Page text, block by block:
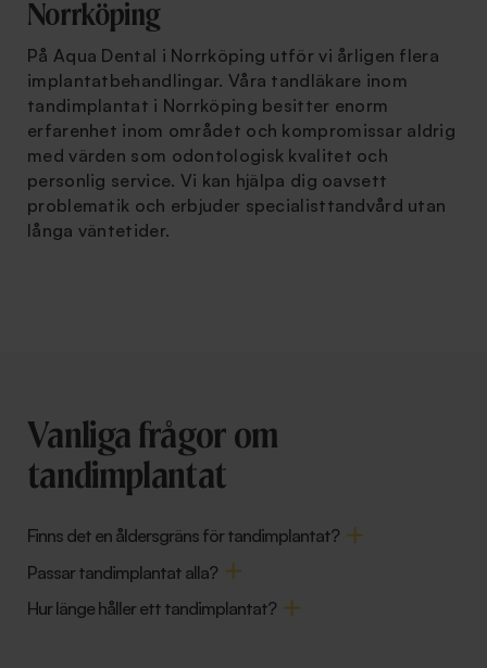
Norrköping
På Aqua Dental i Norrköping utför vi årligen flera
implantatbehandlingar. Våra tandläkare inom
tandimplantat i Norrköping besitter enorm
erfarenhet inom området och kompromissar aldrig
med värden som odontologisk kvalitet och
personlig service. Vi kan hjälpa dig oavsett
problematik och erbjuder specialisttandvård utan
långa väntetider.
Vanliga frågor om
tandimplantat
Finns det en åldersgräns för tandimplantat?
Passar tandimplantat alla?
Hur länge håller ett tandimplantat?